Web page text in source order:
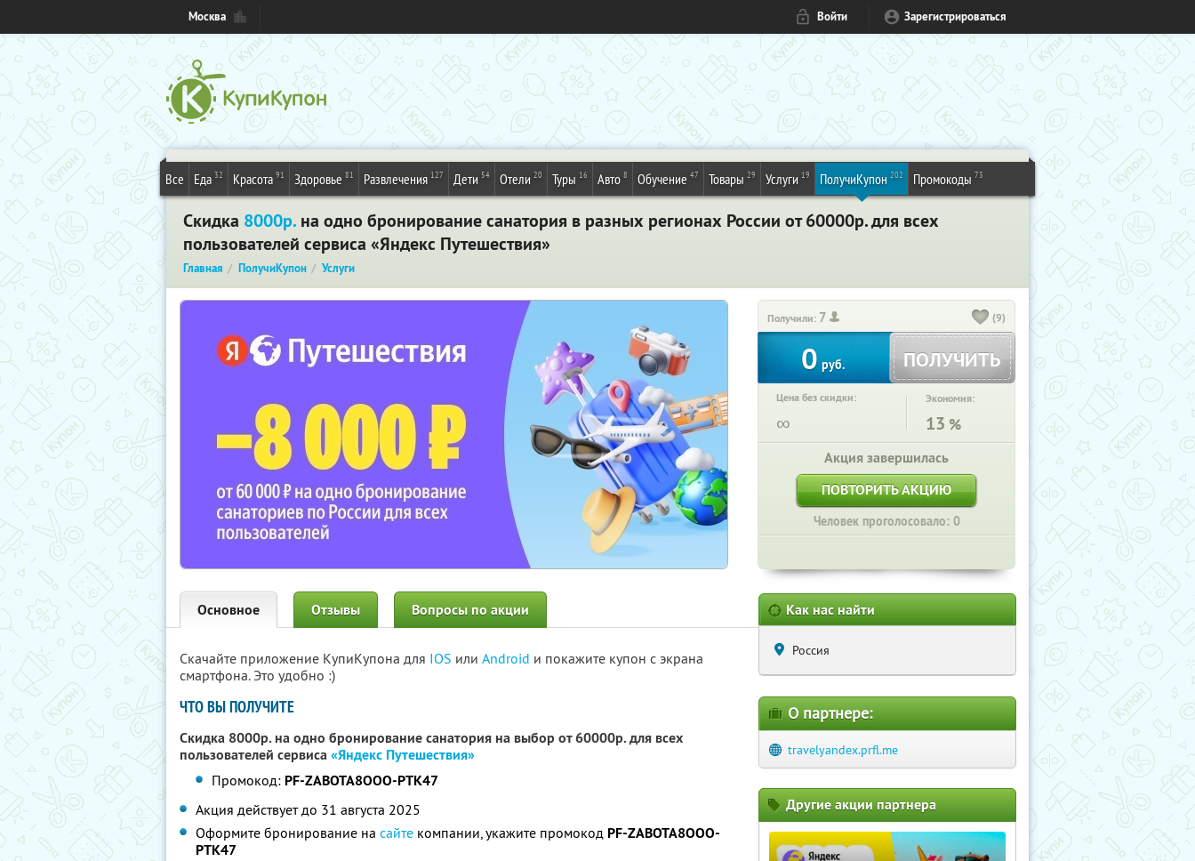
Москва Войти Зарегистрироваться
Все Еда 32 Красота 91 Здоровье 81 Развлечения 127 Дети 54 Отели 20 Туры 16 Авто 8 Обучение 47 Товары 29 Услуги 19 ПолучиКупон 202 Промокоды 73
Скидка 8000р. на одно бронирование санатория в разных регионах России от 60000р. для всех
пользователей сервиса «Яндекс Путешествия»
Главная ПолучиКупон Услуги
Получили: 7 (9)
0 руб. ПОЛУЧИТЬ
Цена без скидки:
∞
Экономия:
13 %
Акция завершилась
ПОВТОРИТЬ АКЦИЮ
Человек проголосовало: 0
Основное Отзывы Вопросы по акции
Скачайте приложение КупиКупона для IOS или Android и покажите купон с экрана
смартфона. Это удобно :)
ЧТО ВЫ ПОЛУЧИТЕ
Скидка 8000р. на одно бронирование санатория на выбор от 60000р. для всех
пользователей сервиса«Яндекс Путешествия»
Промокод: PF-ZABOTA8OOO-PTK47
Акция действует до 31 августа 2025
Оформите бронирование на сайте компании, укажите промокод PF-ZABOTA8OOO-
PTK47
Как нас найти
Россия
О партнере:
travelyandex.prfl.me
Другие акции партнера